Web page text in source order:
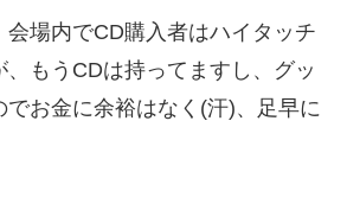
会場内でCD購入者はハイタッチ
もうCDは持ってますし、グッ
でお金に余裕はなく(汗)、足早に